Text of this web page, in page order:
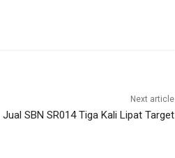
Next article
Jual SBN SR014 Tiga Kali Lipat Target